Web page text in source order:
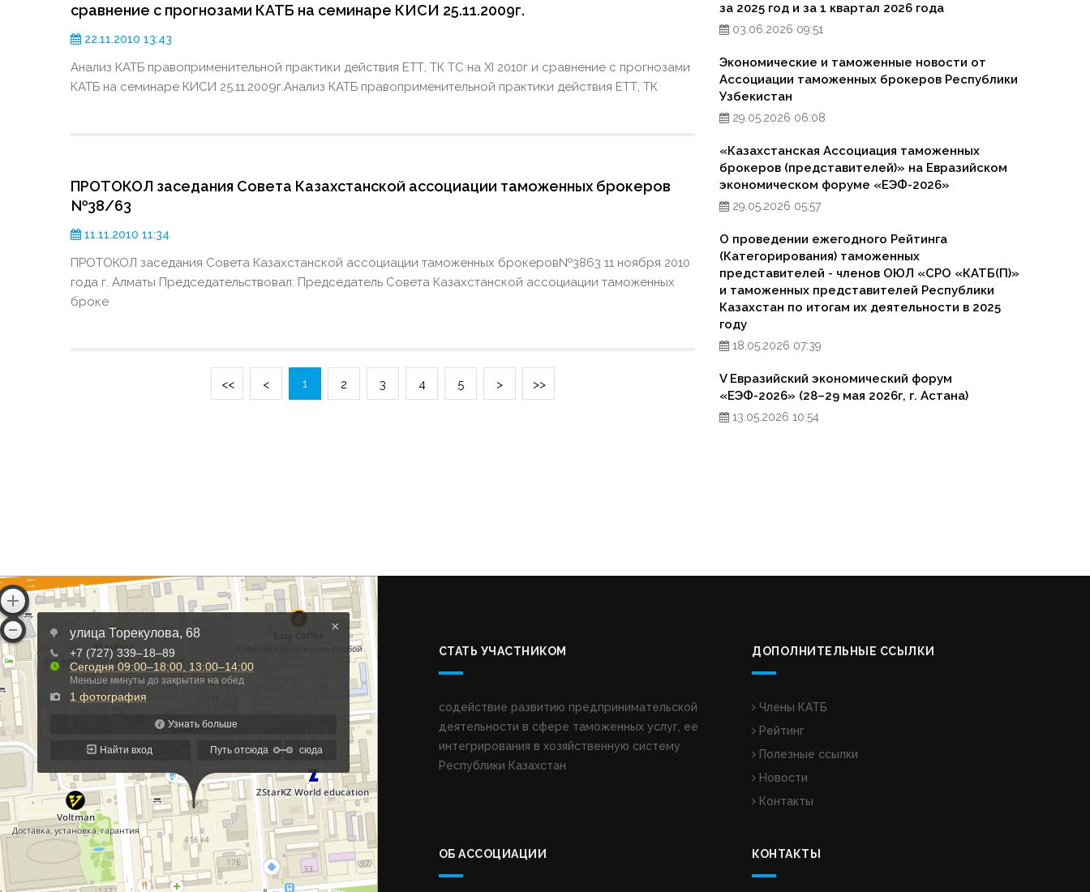
сравнение с прогнозами КАТБ на семинаре КИСИ 25.11.2009г.
22.11.2010 13:43
Анализ КАТБ правоприменительной практики действия ЕТТ, ТК ТС на ХI 2010г и сравнение с прогнозами
КАТБ на семинаре КИСИ 25.11.2009г.Анализ КАТБ правоприменительной практики действия ЕТТ, ТК
ПРОТОКОЛ заседания Совета Казахстанской ассоциации таможенных брокеров
№38/63
11.11.2010 11:34
ПРОТОКОЛ заседания Совета Казахстанской ассоциации таможенных брокеров№3863 11 ноября 2010
года г. Алматы Председательствовал: Председатель Совета Казахстанской ассоциации таможенных
броке
<< < 1 2 3 4 5 > >>
за 2025 год и за 1 квартал 2026 года
03.06.2026 09:51
Экономические и таможенные новости от
Ассоциации таможенных брокеров Республики
Узбекистан
29.05.2026 06:08
«Казахстанская Ассоциация таможенных
брокеров (представителей)» на Евразийском
экономическом форуме «ЕЭФ-2026»
29.05.2026 05:57
О проведении ежегодного Рейтинга
(Категорирования) таможенных
представителей - членов ОЮЛ «СРО «КАТБ(П)»
и таможенных представителей Республики
Казахстан по итогам их деятельности в 2025
году
18.05.2026 07:39
V Евразийский экономический форум
«ЕЭФ-2026» (28–29 мая 2026г, г. Астана)
13.05.2026 10:54
СТАТЬ УЧАСТНИКОМ
содействие развитию предпринимательской
деятельности в сфере таможенных услуг, ее
интегрирования в хозяйственную систему
Республики Казахстан
ДОПОЛНИТЕЛЬНЫЕ ССЫЛКИ
Члены КАТБ
Рейтинг
Полезные ссылки
Новости
Контакты
ОБ АССОЦИАЦИИ КОНТАКТЫ